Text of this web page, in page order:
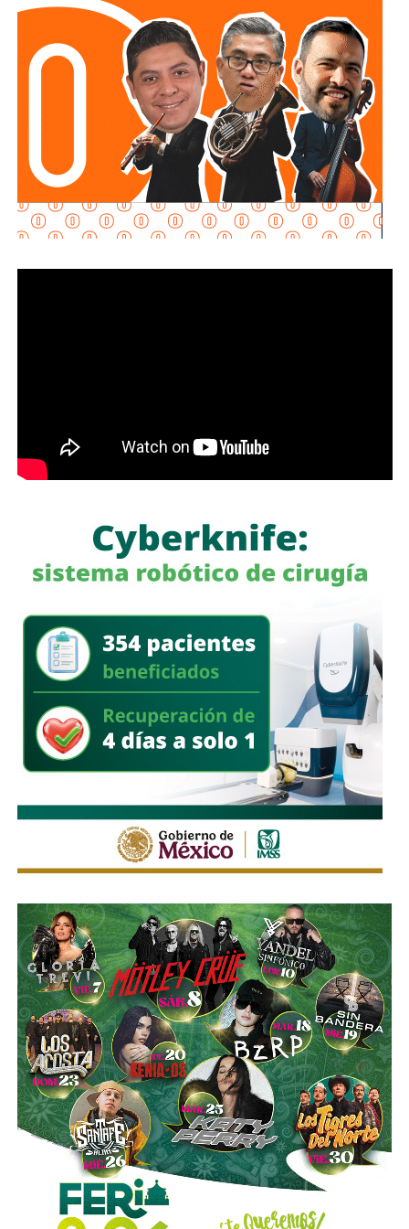
principales: e stablecer de manera objetiva
determinadas conductas evasivas del deudor
alimentario
y penalizar la coparticipación de terceras
personas que, con conocimiento de la obligación
existente, contribuyan a impedir su cumplimiento.
La diputada María Dolores Robles Chairez destacó que la
modificación busca brindar mayores herramientas jurídicas
para proteger el derecho de niñas, niños y demás
personas acreedoras alimentarias, evitando que
maniobras de carácter patrimonial sean utilizadas para
establecidas por la autoridad judicial.
durante periodos relacionados con procesos familiares y
la transferencia de bienes a familiares o personas de
confianza que actúan como titulares aparentes.
Con esta iniciativa se busca establecer que comete el
delito de incumplimiento de las obligaciones de
asistencia familiar quien se coloque intencionalmente en
estado de insolvencia con el propósito de eludir el
cumplimiento de las obligaciones alimentarias
establecidas por la ley.
La legislación establecerá que, salvo prueba en contrario,
se presumirá dicha intención cuando el deudor, sin causa
goce de sueldo, cuando este constituya su único o
principal medio para obtener ingresos.
Asimismo, se establecen sanciones para quienes, durante
un proceso judicial o existiendo una resolución firme,
enajenen intencionalmente de manera parcial o total sus
bienes con la finalidad de eludir obligaciones alimentarias.
De igual manera, se sancionará a quienes, teniendo
conocimiento de la existencia de una obligación
alimentaria o de un proceso judicial en curso, ayuden al
deudor a ocultar bienes, acepten figurar como titulares
aparentes de estos o realicen actos jurídicos simulados
con el propósito de evitar que se cumplan las
obligaciones alimentarias.